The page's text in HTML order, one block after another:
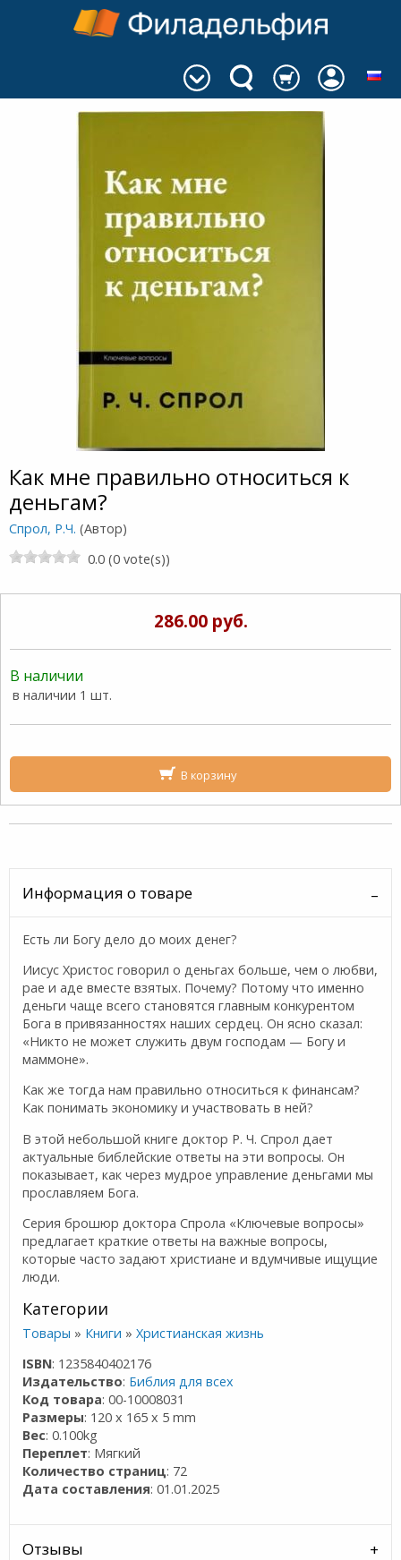
Как мне правильно относиться к
деньгам?
Спрол, Р.Ч. (Автор)
0.0 (0 vote(s))
286.00 руб.
В наличии
в наличии 1 шт.
В корзину
Информация о товаре
Есть ли Богу дело до моих денег?
Иисус Христос говорил о деньгах больше, чем о любви,
рае и аде вместе взятых. Почему? Потому что именно
деньги чаще всего становятся главным конкурентом
Бога в привязанностях наших сердец. Он ясно сказал:
«Никто не может служить двум господам — Богу и
маммоне».
Как же тогда нам правильно относиться к финансам?
Как понимать экономику и участвовать в ней?
В этой небольшой книге доктор Р. Ч. Спрол дает
актуальные библейские ответы на эти вопросы. Он
показывает, как через мудрое управление деньгами мы
прославляем Бога.
Серия брошюр доктора Спрола «Ключевые вопросы»
предлагает краткие ответы на важные вопросы,
которые часто задают христиане и вдумчивые ищущие
люди.
Категории
Товары » Книги »Христианская жизнь
ISBN: 1235840402176
Издательство: Библия для всех
Код товара: 00-10008031
Размеры: 120 x 165 x 5 mm
Вес: 0.100kg
Переплет: Мягкий
Количество страниц: 72
Дата составления: 01.01.2025
Отзывы